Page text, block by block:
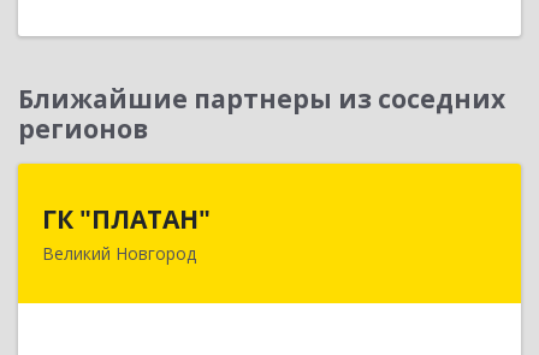
Ближайшие партнеры из соседних
регионов
ГК "ПЛАТАН"
Великий Новгород
173003, Новгородская обл, Великий Новгород